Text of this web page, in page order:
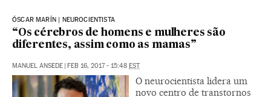
ÓSCAR MARÍN | NEUROCIENTISTA
“Os cérebros de homens e mulheres são
diferentes, assim como as mamas”
MANUEL ANSEDE FEB 16, 2017 - 15:48 EST
O neurocientista lidera um
novo centro de transtornos